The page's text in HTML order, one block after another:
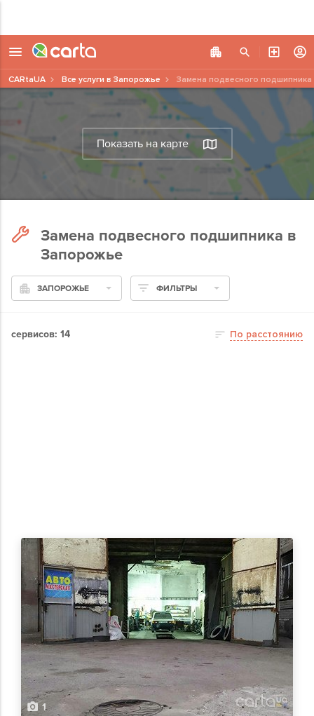
Показать на карте
CARtaUA Все услуги в Запорожье Замена подвесного подшипника
Замена подвесного подшипника в
Запорожье
ЗАПОРОЖЬЕ ФИЛЬТРЫ
сервисов: 14 По расстоянию
1